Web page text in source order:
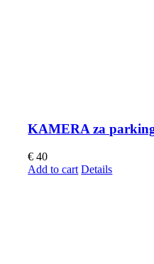
KAMERA za
€ 40
Add to cart Details